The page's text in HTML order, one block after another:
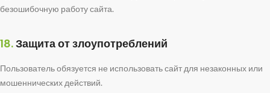
безошибочную работу сайта.
18.Защита от злоупотреблений
Пользователь обязуется не использовать сайт для незаконных или
мошеннических действий.